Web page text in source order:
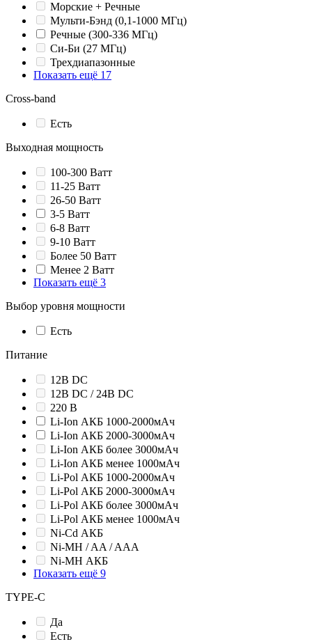
Морские + Речные
Мульти-Бэнд (0,1-1000 МГц)
Речные (300-336 МГц)
Си-Би (27 МГц)
Трехдиапазонные
Показать ещё 17
Cross-band
Есть
Выходная мощность
100-300 Ватт
11-25 Ватт
26-50 Ватт
3-5 Ватт
6-8 Ватт
9-10 Ватт
Более 50 Ватт
Менее 2 Ватт
Показать ещё 3
Выбор уровня мощности
Есть
Питание
12В DC
12В DC / 24В DC
220 В
Li-Ion АКБ 1000-2000мАч
Li-Ion АКБ 2000-3000мАч
Li-Ion АКБ более 3000мАч
Li-Ion АКБ менее 1000мАч
Li-Pol АКБ 1000-2000мАч
Li-Pol АКБ 2000-3000мАч
Li-Pol АКБ более 3000мАч
Li-Pol АКБ менее 1000мАч
Ni-Cd АКБ
Ni-MH / AA / AAA
Ni-MH АКБ
Показать ещё 9
TYPE-C
Да
Есть